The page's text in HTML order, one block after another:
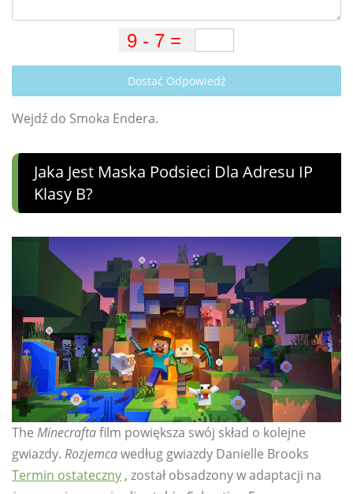
Dostać Odpowiedź
Wejdź do Smoka Endera.
Jaka Jest Maska ​​podsieci Dla Adresu IP
Klasy B?
The Minecraftafilm powiększa swój skład o kolejne
gwiazdy. Rozjemcawedług gwiazdy Danielle Brooks
Termin ostateczny , został obsadzony w adaptacji na